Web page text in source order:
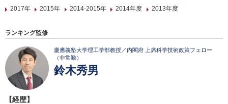
2017年
2015年 2014-2015年 2014年度 2013年度
ランキング監修
慶應義塾大学理工学部教授／内閣府 上席科学技術政策フェロー
（非常勤）
鈴木秀男
【経歴】